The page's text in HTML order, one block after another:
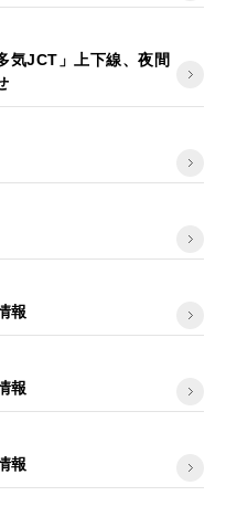
気JCT」上下線、夜間
報
報
報